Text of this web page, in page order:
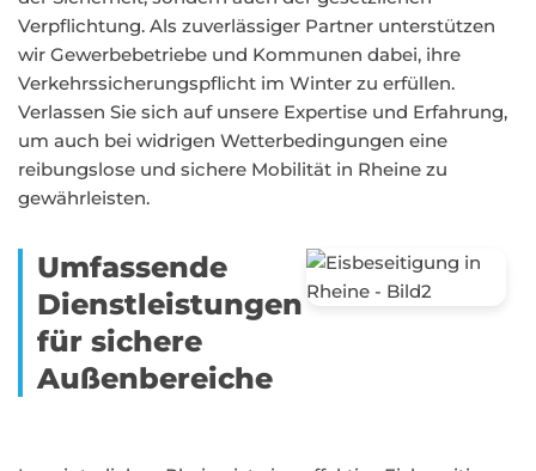
Verpflichtung. Als zuverlässiger Partner unterstützen
wir Gewerbebetriebe und Kommunen dabei, ihre
Verkehrssicherungspflicht im Winter zu erfüllen.
Verlassen Sie sich auf unsere Expertise und Erfahrung,
um auch bei widrigen Wetterbedingungen eine
reibungslose und sichere Mobilität in Rheine zu
gewährleisten.
Umfassende
Dienstleistungen
für sichere
Außenbereiche